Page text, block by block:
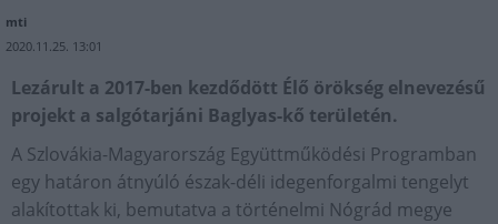
mti
2020.11.25. 13:01
Lezárult a 2017-ben kezdődött Élő örökség elnevezésű
projekt a salgótarjáni Baglyas-kő területén.
A Szlovákia-Magyarország Együttműködési Programban
egy határon átnyúló észak-déli idegenforgalmi tengelyt
alakítottak ki, bemutatva a történelmi Nógrád megye